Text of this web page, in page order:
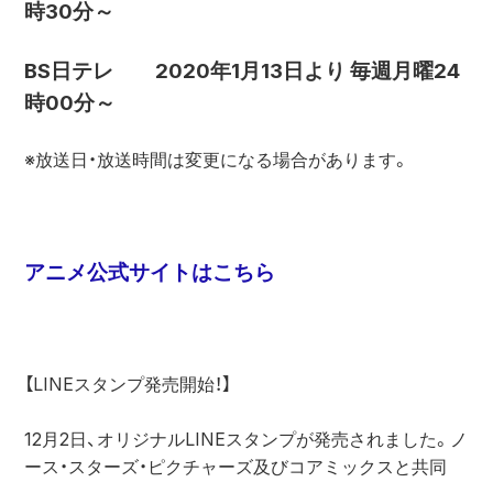
時30分～
BS日テレ　　2020年1月13日より 毎週月曜24
時00分～
※放送日・放送時間は変更になる場合があります。
アニメ公式サイトはこちら
【LINEスタンプ発売開始！】
12月2日、オリジナルLINEスタンプが発売されました。ノ
ース・スターズ・ピクチャーズ及びコアミックスと共同